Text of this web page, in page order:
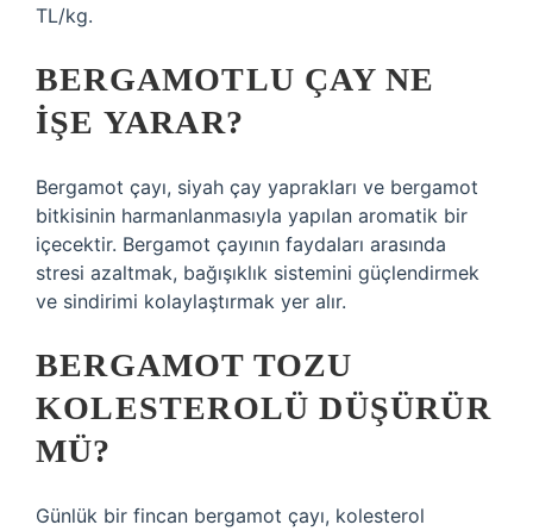
TL/kg.
BERGAMOTLU ÇAY NE
IŞE YARAR?
Bergamot çayı, siyah çay yaprakları ve bergamot
bitkisinin harmanlanmasıyla yapılan aromatik bir
içecektir. Bergamot çayının faydaları arasında
stresi azaltmak, bağışıklık sistemini güçlendirmek
ve sindirimi kolaylaştırmak yer alır.
BERGAMOT TOZU
KOLESTEROLÜ DÜŞÜRÜR
MÜ?
Günlük bir fincan bergamot çayı, kolesterol